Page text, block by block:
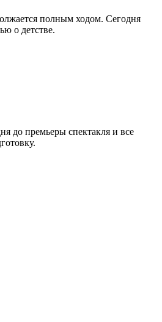
полным ходом. Сегодня
о детстве.
до премьеры спектакля и все